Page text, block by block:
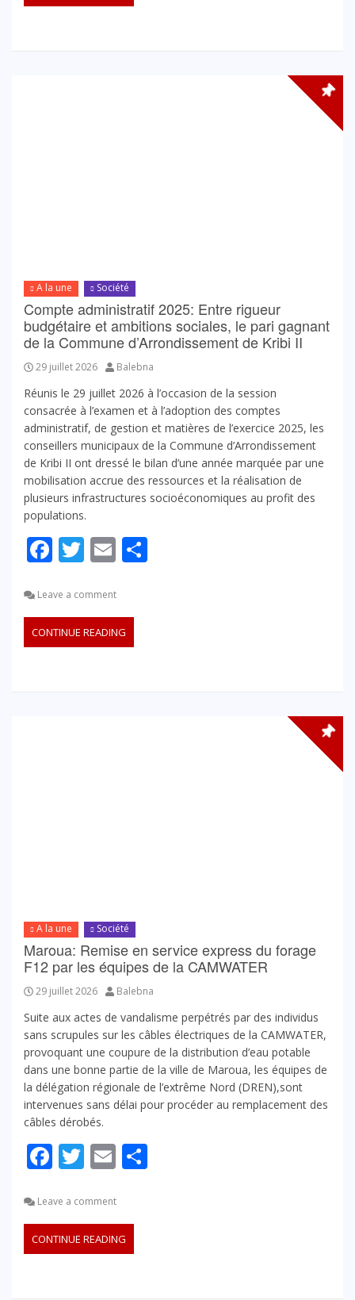
A la une Société
Compte administratif 2025: Entre rigueur
budgétaire et ambitions sociales, le pari gagnant
de la Commune d’Arrondissement de Kribi II
29 juillet 2026 Balebna
Réunis le 29 juillet 2026 à l’occasion de la session
consacrée à l’examen et à l’adoption des comptes
administratif, de gestion et matières de l’exercice 2025, les
conseillers municipaux de la Commune d’Arrondissement
de Kribi II ont dressé le bilan d’une année marquée par une
mobilisation accrue des ressources et la réalisation de
plusieurs infrastructures socioéconomiques au profit des
populations.
Facebook
Twitter
Email
Leave a comment
CONTINUE READING
A la une Société
Maroua: Remise en service express du forage
F12 par les équipes de la CAMWATER
29 juillet 2026 Balebna
Suite aux actes de vandalisme perpétrés par des individus
sans scrupules sur les câbles électriques de la CAMWATER,
provoquant une coupure de la distribution d’eau potable
dans une bonne partie de la ville de Maroua, les équipes de
la délégation régionale de l’extrême Nord (DREN),sont
intervenues sans délai pour procéder au remplacement des
câbles dérobés.
Facebook
Twitter
Email
Leave a comment
CONTINUE READING